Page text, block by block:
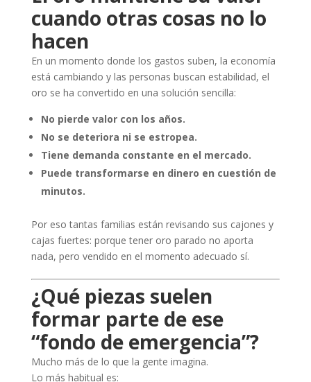
cuando otras cosas no lo
hacen
En un momento donde los gastos suben, la economía
está cambiando y las personas buscan estabilidad, el
oro se ha convertido en una solución sencilla:
No pierde valor con los años.
No se deteriora ni se estropea.
Tiene demanda constante en el mercado.
Puede transformarse en dinero en cuestión de
minutos.
Por eso tantas familias están revisando sus cajones y
cajas fuertes: porque tener oro parado no aporta
nada, pero vendido en el momento adecuado sí.
¿Qué piezas suelen
formar parte de ese
“fondo de emergencia”?
Mucho más de lo que la gente imagina.
Lo más habitual es: